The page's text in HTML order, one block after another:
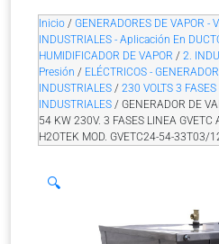
Inicio / GENERADORES DE VAPOR -
INDUSTRIALES - Aplicación En
HUMIDIFICADOR DE VAPOR / 2.
Presión / ELÉCTRICOS -
INDUSTRIALES / 230 VOLTS 3
INDUSTRIALES / GENERADOR DE
54 KW 230V. 3 FASES LINEA GVETC
H2OTEK MOD. GVETC24-54-33T03/
🔍